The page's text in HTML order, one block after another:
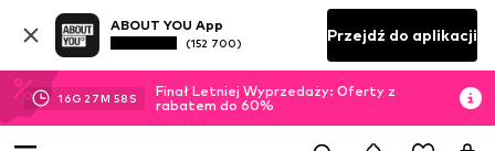
ABOUT YOU App
(152 700) Przejdź do aplikacji
16G 27M 58 S
Finał Letniej Wyprzedaży: Oferty z
rabatem do 60%